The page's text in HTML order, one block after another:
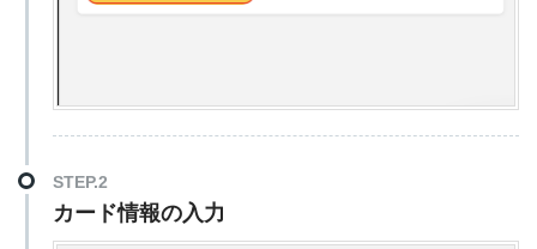
STEP.2
カード情報の入力